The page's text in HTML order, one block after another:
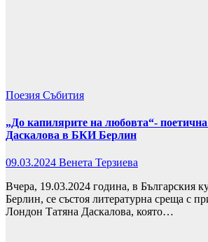
Поезия Събития
„До капилярите на любовта“-
Даскалова в БКИ Берлин
09.03.2024 Венета Терзиева
Вчера, 19.03.2024 година, в Българския
Берлин, се състоя литературна среща с
Лондон Татяна Даскалова, която…